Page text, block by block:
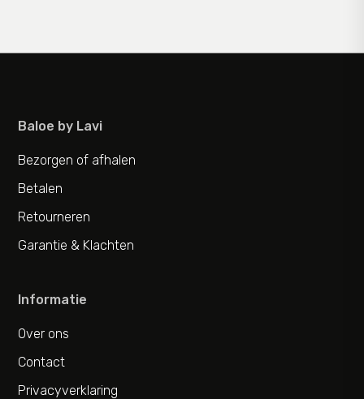
Baloe by Lavi
Bezorgen of afhalen
Betalen
Retourneren
Garantie & Klachten
Informatie
Over ons
Contact
Privacyverklaring